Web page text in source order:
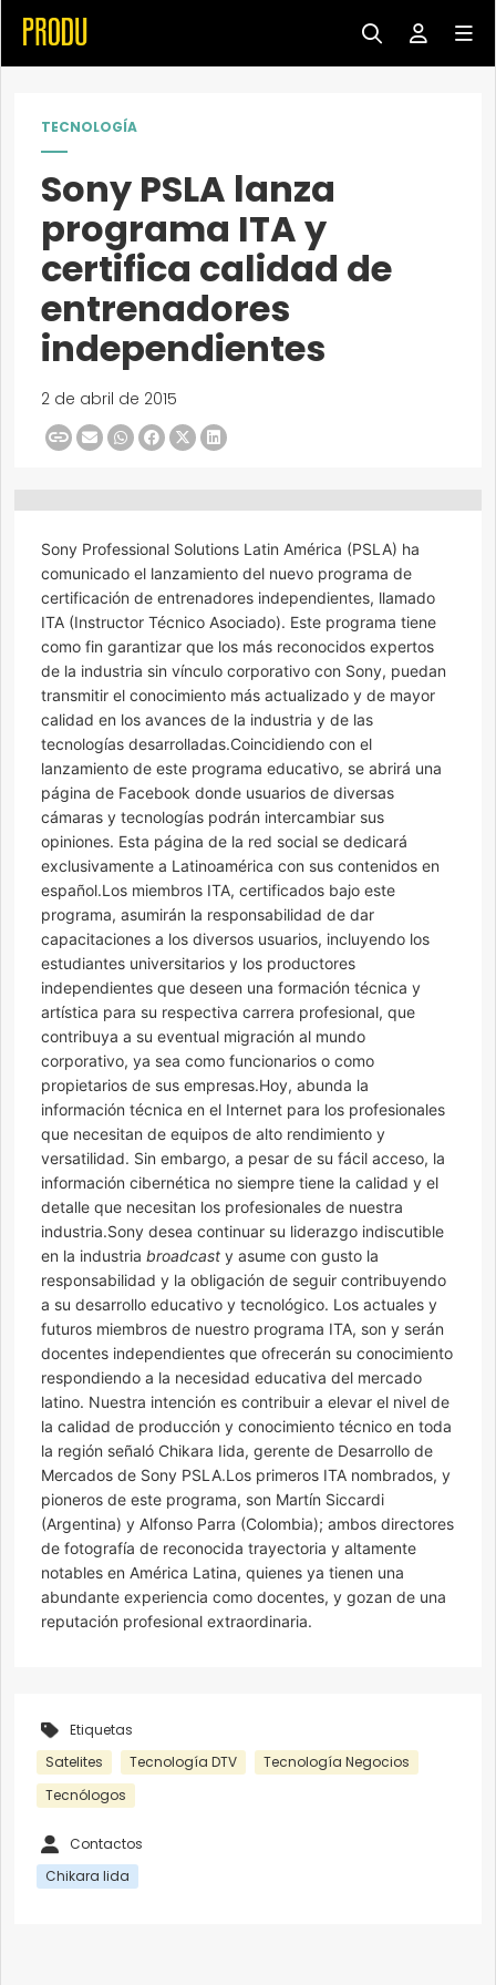
TECNOLOGÍA
Sony PSLA lanza
programa ITA y
certifica calidad de
entrenadores
independientes
2 de abril de 2015
Sony Professional Solutions Latin América (PSLA) ha
comunicado el lanzamiento del nuevo programa de
certificación de entrenadores independientes, llamado
ITA (Instructor Técnico Asociado). Este programa tiene
como fin garantizar que los más reconocidos expertos
de la industria sin vínculo corporativo con Sony, puedan
transmitir el conocimiento más actualizado y de mayor
calidad en los avances de la industria y de las
tecnologías desarrolladas.Coincidiendo con el
lanzamiento de este programa educativo, se abrirá una
página de Facebook donde usuarios de diversas
cámaras y tecnologías podrán intercambiar sus
opiniones. Esta página de la red social se dedicará
exclusivamente a Latinoamérica con sus contenidos en
español.Los miembros ITA, certificados bajo este
programa, asumirán la responsabilidad de dar
capacitaciones a los diversos usuarios, incluyendo los
estudiantes universitarios y los productores
independientes que deseen una formación técnica y
artística para su respectiva carrera profesional, que
contribuya a su eventual migración al mundo
corporativo, ya sea como funcionarios o como
propietarios de sus empresas.Hoy, abunda la
información técnica en el Internet para los profesionales
que necesitan de equipos de alto rendimiento y
versatilidad. Sin embargo, a pesar de su fácil acceso, la
información cibernética no siempre tiene la calidad y el
detalle que necesitan los profesionales de nuestra
industria.Sony desea continuar su liderazgo indiscutible
en la industria broadcast y asume con gusto la
responsabilidad y la obligación de seguir contribuyendo
a su desarrollo educativo y tecnológico. Los actuales y
futuros miembros de nuestro programa ITA, son y serán
docentes independientes que ofrecerán su conocimiento
respondiendo a la necesidad educativa del mercado
latino. Nuestra intención es contribuir a elevar el nivel de
la calidad de producción y conocimiento técnico en toda
la región señaló Chikara Iida, gerente de Desarrollo de
Mercados de Sony PSLA.Los primeros ITA nombrados, y
pioneros de este programa, son Martín Siccardi
(Argentina) y Alfonso Parra (Colombia); ambos directores
de fotografía de reconocida trayectoria y altamente
notables en América Latina, quienes ya tienen una
abundante experiencia como docentes, y gozan de una
reputación profesional extraordinaria.
Etiquetas
Satelites
Tecnología DTV
Tecnología Negocios
Tecnólogos
Contactos
Chikara Iida